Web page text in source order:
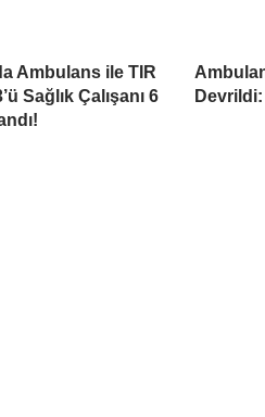
Ambulans ile TIR
Sağlık Çalışanı 6